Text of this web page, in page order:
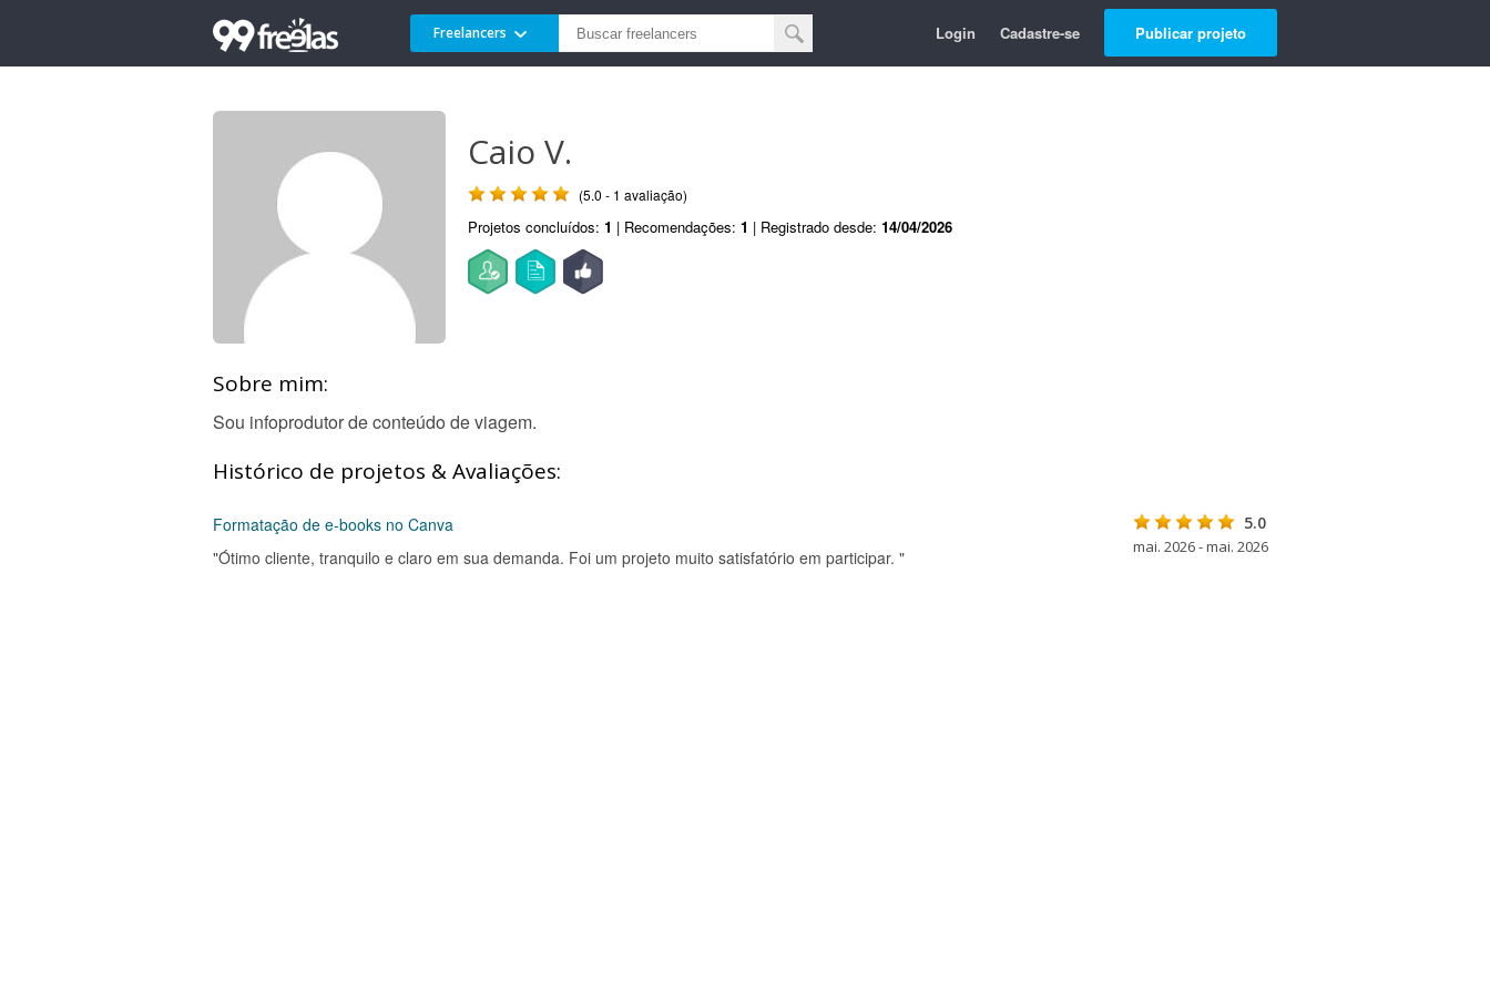
Freelancers Login Cadastre-se Publicar projeto
Caio V.
(5.0 - 1 avaliação)
Projetos concluídos: 1 | Recomendações: 1 | Registrado desde: 14/04/2026
Sobre mim:
Sou infoprodutor de conteúdo de viagem.
Histórico de projetos & Avaliações:
Formatação de e-books no Canva
"Ótimo cliente, tranquilo e claro em sua demanda. Foi um projeto muito satisfatório em participar. "
5.0
mai. 2026 - mai. 2026